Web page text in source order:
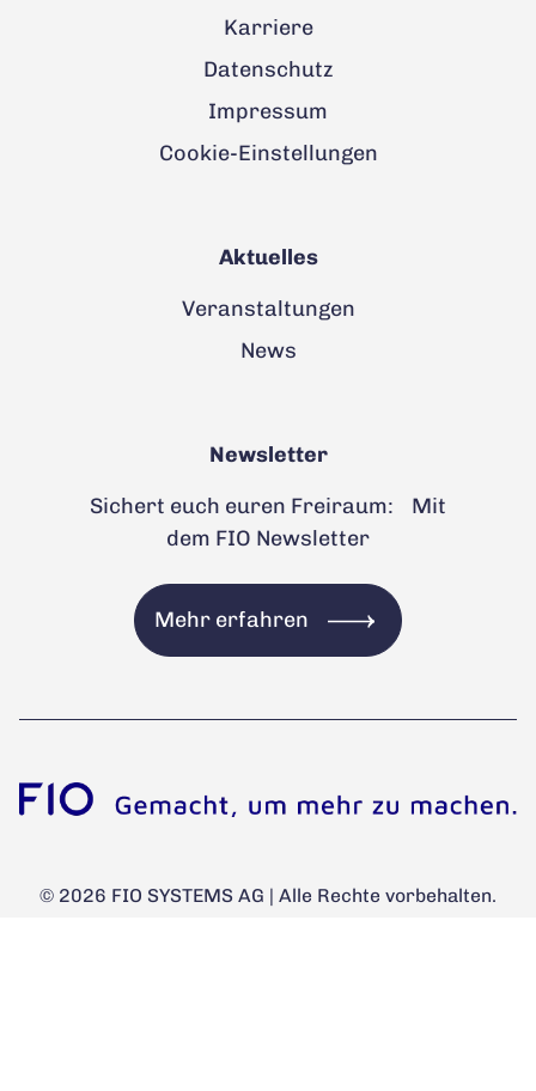
Karriere
Datenschutz
Impressum
Cookie-Einstellungen
Aktuelles
Veranstaltungen
News
Newsletter
Sichert euch euren Freiraum: Mit
dem FIO Newsletter
Mehr erfahren
© 2026 FIO SYSTEMS AG | Alle Rechte vorbehalten.